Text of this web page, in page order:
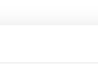
registriert und eingeloggt sein.